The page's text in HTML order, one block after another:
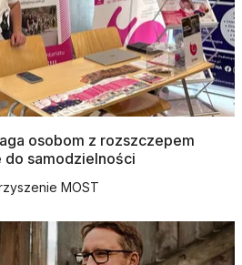
osobom z rozszczepem
do samodzielności
MOST